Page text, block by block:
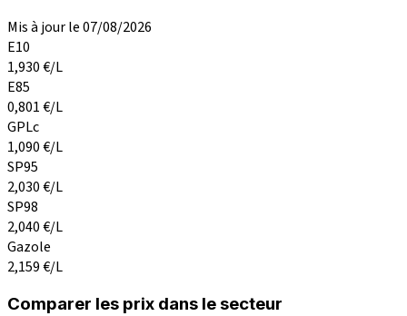
Mis à jour le 07/08/2026
E10
1,930€/L
E85
0,801€/L
GPLc
1,090€/L
SP95
2,030€/L
SP98
2,040€/L
Gazole
2,159€/L
Comparer les prix dans le secteur